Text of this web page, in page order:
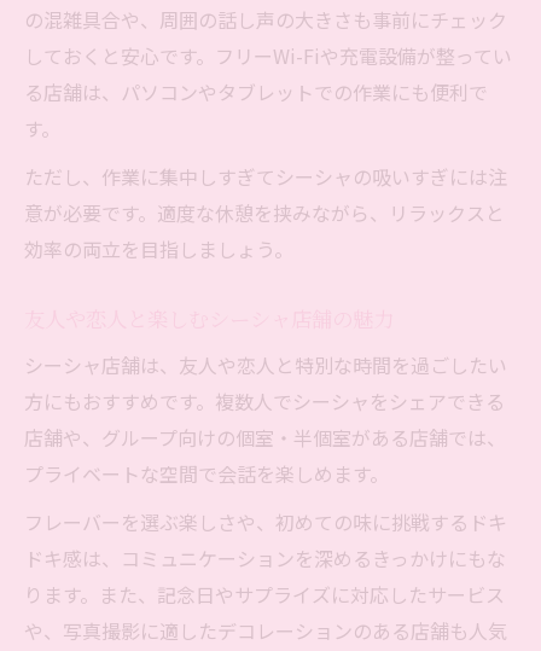
の混雑具合や、周囲の話し声の大きさも事前にチェック
しておくと安心です。フリーWi-Fiや充電設備が整ってい
る店舗は、パソコンやタブレットでの作業にも便利で
す。
ただし、作業に集中しすぎてシーシャの吸いすぎには注
意が必要です。適度な休憩を挟みながら、リラックスと
効率の両立を目指しましょう。
シーシャ店舗は、友人や恋人と特別な時間を過ごしたい
方にもおすすめです。複数人でシーシャをシェアできる
店舗や、グループ向けの個室・半個室がある店舗では、
プライベートな空間で会話を楽しめます。
フレーバーを選ぶ楽しさや、初めての味に挑戦するドキ
ドキ感は、コミュニケーションを深めるきっかけにもな
ります。また、記念日やサプライズに対応したサービス
や、写真撮影に適したデコレーションのある店舗も人気